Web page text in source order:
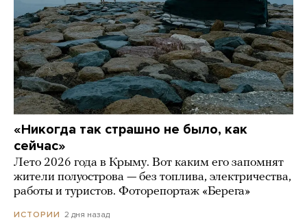
«Никогда так страшно не было, как
сейчас»
Лето 2026 года в Крыму. Вот каким его запомнят
жители полуострова — без топлива, электричества,
работы и туристов. Фоторепортаж «Берега»
ИСТОРИИ 2 дня назад